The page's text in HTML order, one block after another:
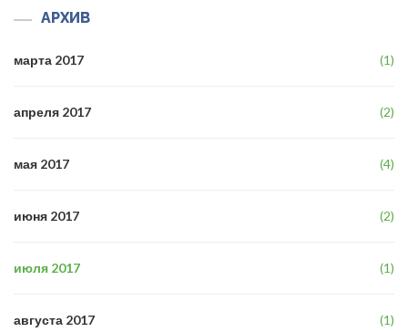
АРХИВ
марта 2017 (1)
апреля 2017 (2)
мая 2017 (4)
июня 2017 (2)
июля 2017 (1)
августа 2017 (1)